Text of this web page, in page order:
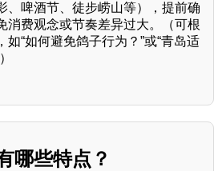
、啤酒节、徒步崂山等），提前确
消费观念或节奏差异过大。（可根
“如何避免鸽子行为？”或“青岛适
哪些特点？